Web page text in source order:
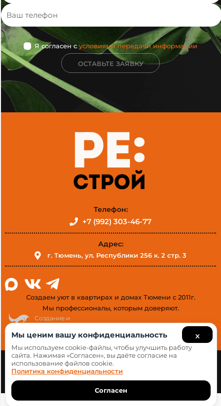
Я согласен сусловиями передачи информации
ОСТАВЬТЕ ЗАЯВКУ
Телефон:
+7 (992) 303-46-77
Адрес:
г. Тюмень, ул. Республики 256 к. 2 стр. 3
Создаем уют в квартирах и домах Тюмени с 2011г.
Мы профессионалы, которым доверяют.
Создание и
продвижение сайтов
Все права защищены. © 2026. РЕ:строй
×
Мы ценим вашу конфиденциальность
Мы используем cookie-файлы, чтобы улучшить работу
сайта. Нажимая «Согласен», вы даёте согласие на
использование файлов cookie.
Политика конфиденциальности
Согласен